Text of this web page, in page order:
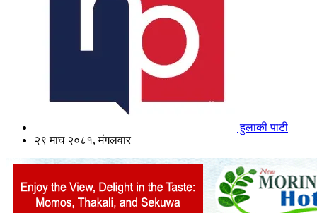
हुलाकी पाटी
२९ माघ २०८१, मंगलवार